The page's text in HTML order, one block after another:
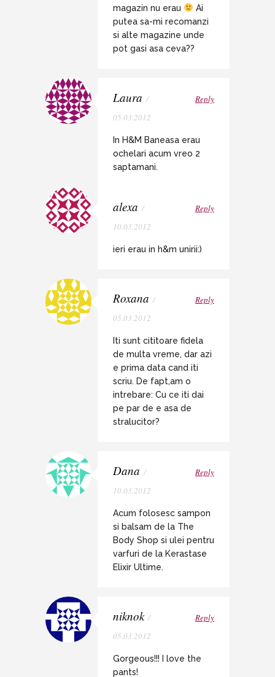
magazin nu erau
Ai
putea sa-mi recomanzi
si alte magazine unde
pot gasi asa ceva??
Laura /
05.03.2012
Reply
In H&M Baneasa erau
ochelari acum vreo 2
saptamani.
alexa /
10.03.2012
Reply
ieri erau in h&m unirii:)
Roxana /
05.03.2012
Reply
Iti sunt cititoare fidela
de multa vreme, dar azi
e prima data cand iti
scriu. De fapt,am o
intrebare: Cu ce iti dai
pe par de e asa de
stralucitor?
Dana /
10.03.2012
Reply
Acum folosesc sampon
si balsam de la The
Body Shop si ulei pentru
varfuri de la Kerastase
Elixir Ultime.
niknok /
05.03.2012
Reply
Gorgeous!!! I love the
pants!